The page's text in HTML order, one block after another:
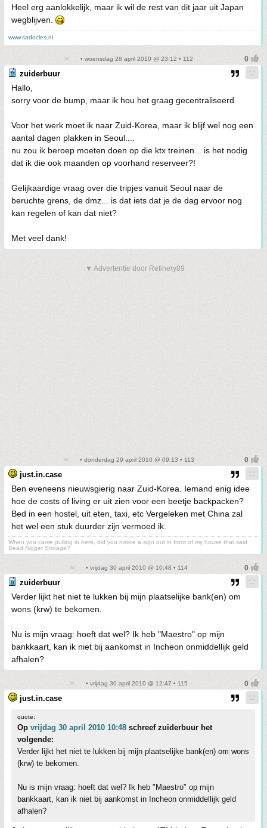
Heel erg aanlokkelijk, maar ik wil de rest van dit jaar uit Japan
wegblijven.
www.sadocles.nl
• woensdag 28 april 2010 @ 23:12 • 112
zuiderbuur
Hallo,
sorry voor de bump, maar ik hou het graag gecentraliseerd.
Voor het werk moet ik naar Zuid-Korea, maar ik blijf wel nog een
aantal dagen plakken in Seoul....
nu zou ik beroep moeten doen op die ktx treinen... is het nodig
dat ik die ook maanden op voorhand reserveer?!
Gelijkaardige vraag over die tripjes vanuit Seoul naar de
beruchte grens, de dmz... is dat iets dat je de dag ervoor nog
kan regelen of kan dat niet?
Met veel dank!
▼ Advertentie door Refinery89
• donderdag 29 april 2010 @ 09:13 • 113
just.in.case
Ben eveneens nieuwsgierig naar Zuid-Korea. Iemand enig idee
hoe de costs of living er uit zien voor een beetje backpacken?
Bed in een hostel, uit eten, taxi, etc Vergeleken met China zal
het wel een stuk duurder zijn vermoed ik.
When you came pulling in here, did you notice a sign out in front of my house that said
Dead Nigger Storage?
• vrijdag 30 april 2010 @ 10:48 • 114
zuiderbuur
Verder lijkt het niet te lukken bij mijn plaatselijke bank(en) om
wons (krw) te bekomen.
Nu is mijn vraag: hoeft dat wel? Ik heb "Maestro" op mijn
bankkaart, kan ik niet bij aankomst in Incheon onmiddellijk geld
afhalen?
• vrijdag 30 april 2010 @ 12:47 • 115
just.in.case
quote:
Op vrijdag 30 april 2010 10:48 schreef zuiderbuur het
volgende:
Verder lijkt het niet te lukken bij mijn plaatselijke bank(en) om wons
(krw) te bekomen.
Nu is mijn vraag: hoeft dat wel? Ik heb "Maestro" op mijn
bankkaart, kan ik niet bij aankomst in Incheon onmiddellijk geld
afhalen?